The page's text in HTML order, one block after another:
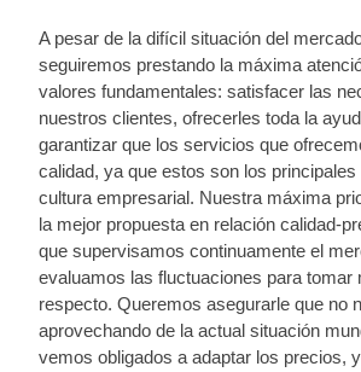
A pesar de la difícil situación del
seguiremos prestando la máxima
valores fundamentales: satisfacer las
nuestros clientes, ofrecerles toda la
garantizar que los servicios que
calidad, ya que estos son los
cultura empresarial. Nuestra máxima
la mejor propuesta en relación calidad-
que supervisamos continuamente el
evaluamos las fluctuaciones para tomar
respecto. Queremos asegurarle que no
aprovechando de la actual situación
vemos obligados a adaptar los precios,